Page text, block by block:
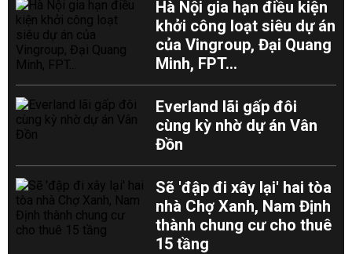
Hà Nội gia hạn điều kiện
khởi công loạt siêu dự án
của Vingroup, Đại Quang
Minh, FPT...
Everland lãi gấp đôi
cùng kỳ nhờ dự án Vân
Đồn
Sẽ 'đập đi xây lại' hai tòa
nhà Chợ Xanh, Nam Định
thành chung cư cho thuê
15 tầng